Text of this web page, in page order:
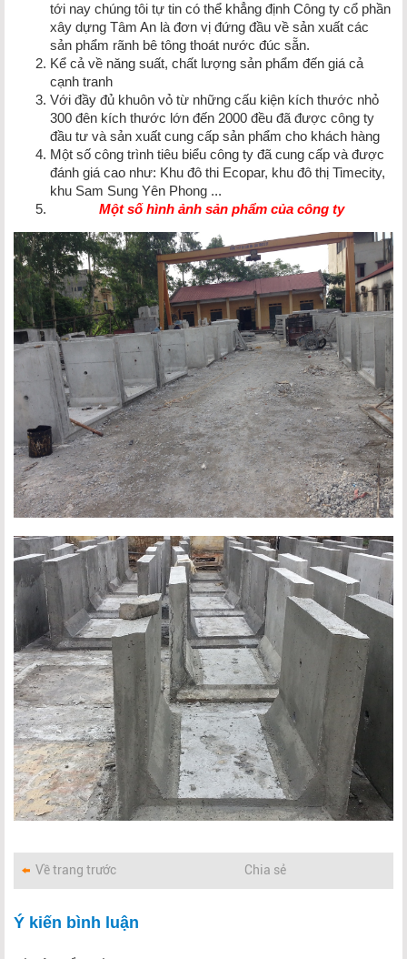
tới nay chúng tôi tự tin có thể khẳng định Công ty cổ phần
xây dựng Tâm An là đơn vị đứng đầu về sản xuất các
sản phẩm rãnh bê tông thoát nước đúc sẵn.
Kể cả về năng suất, chất lượng sản phẩm đến giá cả
cạnh tranh
Với đầy đủ khuôn vỏ từ những cấu kiện kích thước nhỏ
300 đên kích thước lớn đến 2000 đều đã được công ty
đầu tư và sản xuất cung cấp sản phẩm cho khách hàng
Một số công trình tiêu biểu công ty đã cung cấp và được
đánh giá cao như: Khu đô thi Ecopar, khu đô thị Timecity,
khu Sam Sung Yên Phong ...
Một số hình ảnh sản phẩm của công ty
Về trang trước Chia sẻ
Ý kiến bình luận